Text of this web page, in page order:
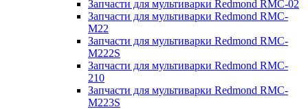
Запчасти для мультиварки Redmond RMC-02
Запчасти для мультиварки Redmond RMC-
M22
Запчасти для мультиварки Redmond RMC-
M222S
Запчасти для мультиварки Redmond RMC-
210
Запчасти для мультиварки Redmond RMC-
M223S